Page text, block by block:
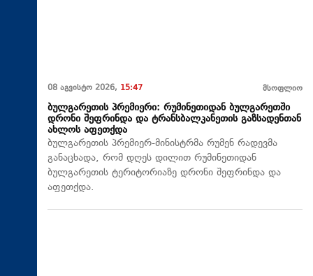
08 აგვისტო 2026, 15:47 მსოფლიო
ბულგარეთის პრემიერი: რუმინეთიდან ბულგარეთში
დრონი შეფრინდა და ტრანსბალკანეთის გაზსადენთან
ახლოს აფეთქდა
ბულგარეთის პრემიერ-მინისტრმა რუმენ რადევმა
განაცხადა, რომ დღეს დილით რუმინეთიდან
ბულგარეთის ტერიტორიაზე დრონი შეფრინდა და
აფეთქდა.